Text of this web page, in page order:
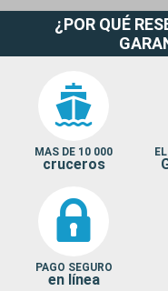
¿POR QUÉ
MAS DE 10 000
cruceros
PAGO SEGURO
en línea